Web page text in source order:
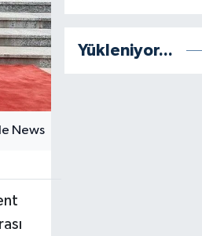
Yükleniyor...